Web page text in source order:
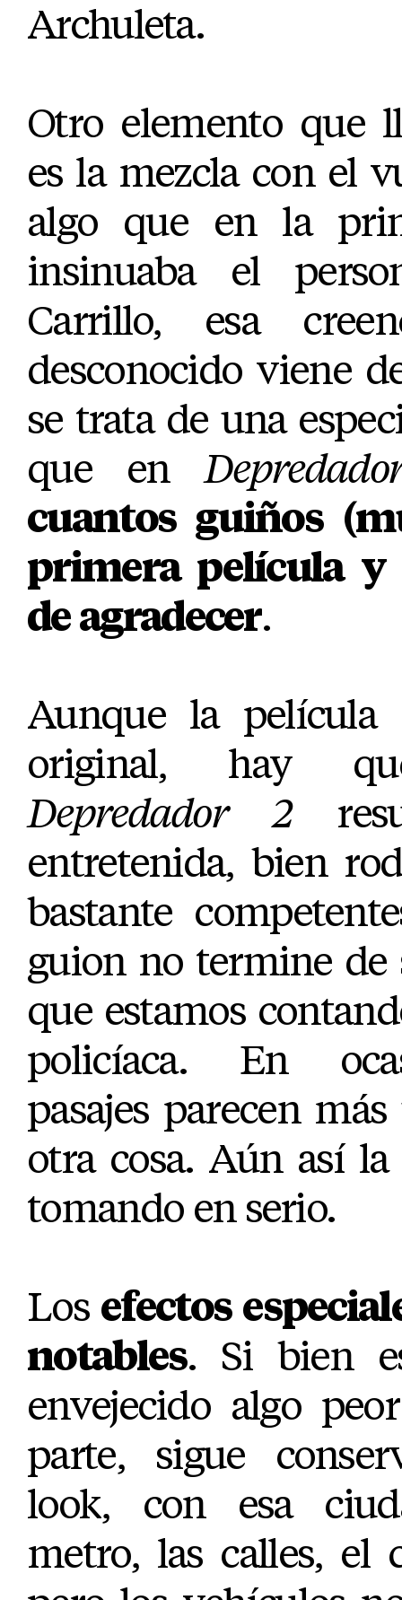
Archuleta.
Otro elemento que
es la mezcla con el
algo que en la
insinuaba el
Carrillo, esa
desconocido viene
se trata de una
que en
cuantos guiños
primera película y
de agradecer.
Aunque la
original, hay
Depredador 2
entretenida, bien
bastante
guion no termine de
que estamos
policíaca. En
pasajes parecen
otra cosa. Aún así
tomando en serio.
Los efectos
notables. Si bien
envejecido algo
parte, sigue
look, con esa
metro, las calles, el